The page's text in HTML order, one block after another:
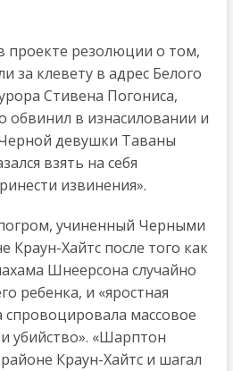
проекте резолюции о том,
за клевету в адрес Белого
Стивена Погониса,
обвинил в изнасиловании и
девушки Таваны
взять на себя
извинения».
учиненный Черными
Краун-Хайтс после того как
Шнеерсона случайно
ребенка, и «яростная
массовое
убийство». «Шарптон
Краун-Хайтс и шагал